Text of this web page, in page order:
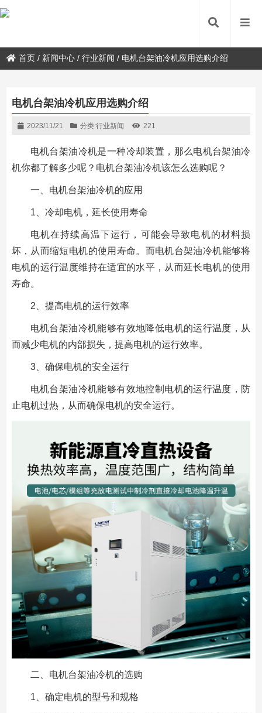
首页 / 新闻中心 /行业新闻 / 电机台架油冷机应用选购介绍
电机台架油冷机应用选购介绍
2023/11/21 分类:行业新闻 221
电机台架油冷机是一种冷却装置，那么电机台架油冷
机你都了解多少呢？电机台架油冷机该怎么选购呢？
一、电机台架油冷机的应用
1、冷却电机，延长使用寿命
电机在持续高温下运行，可能会导致电机的材料损
坏，从而缩短电机的使用寿命。而电机台架油冷机能够将
电机的运行温度维持在适宜的水平，从而延长电机的使用
寿命。
2、提高电机的运行效率
电机台架油冷机能够有效地降低电机的运行温度，从
而减少电机的内部损失，提高电机的运行效率。
3、确保电机的安全运行
电机台架油冷机能够有效地控制电机的运行温度，防
止电机过热，从而确保电机的安全运行。
二、电机台架油冷机的选购
1、确定电机的型号和规格